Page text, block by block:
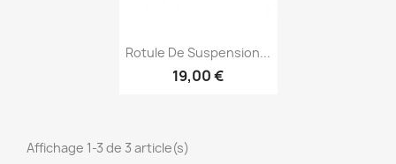
Aperçu rapide
Rotule De Suspension...
19,00 €
Affichage 1-3 de 3 article(s)